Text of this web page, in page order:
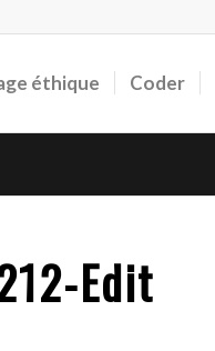
éthique Coder
Edit